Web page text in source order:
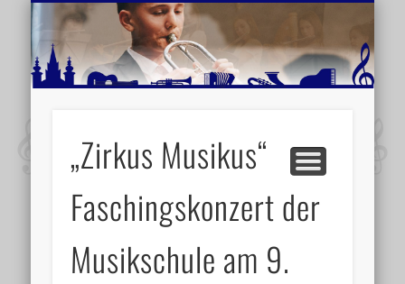
MUSIKSCHULE MARIAZELL
AKTUELLE BERICHTE
SCHULE
VIDEOS
VERANSTALTUNGSTIPPS
WEITERE INFORMATIONEN
„Zirkus Musikus“
Faschingskonzert der
Musikschule am 9.